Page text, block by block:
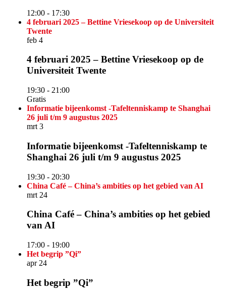
12:00 - 17:30
4 februari 2025 – Bettine Vriesekoop op de Universiteit
Twente
feb 4
4 februari 2025 – Bettine Vriesekoop op de
Universiteit Twente
19:30 - 21:00
Gratis
Informatie bijeenkomst -Tafeltenniskamp te Shanghai
26 juli t/m 9 augustus 2025
mrt 3
Informatie bijeenkomst -Tafeltenniskamp te
Shanghai 26 juli t/m 9 augustus 2025
19:30 - 20:30
China Café – China’s ambities op het gebied van AI
mrt 24
China Café – China’s ambities op het gebied
van AI
17:00 - 19:00
Het begrip ”Qi”
apr 24
Het begrip ”Qi”